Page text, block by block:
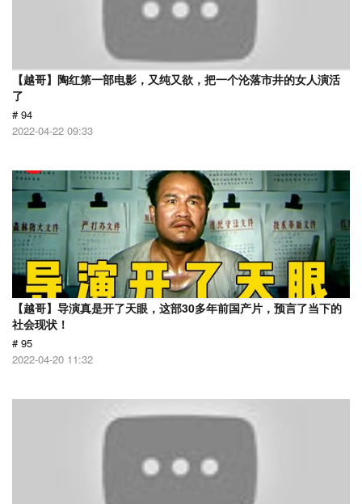
【越哥】陶红第一部电影，又纯又欲，把一个沦落市井的女人演活
了
# 94
2022-04-22 09:33
【越哥】导演真是开了天眼，这部30多年前国产片，预言了当下的
社会现状！
# 95
2022-04-20 11:32